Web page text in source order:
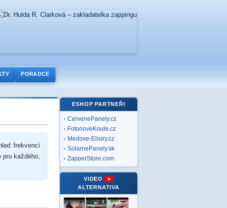
PORADCE
frekvencí
pro každého,
ESHOP PARTNEŘI
CervenePanely.cz
FotonoveKoule.cz
Medove-Elixiry.cz
SolarnePanely.sk
ZapperStore.com
VIDEO
ALTERNATIVA